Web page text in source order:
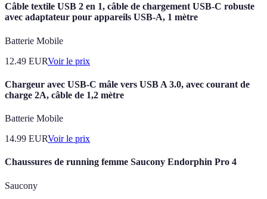
Câble textile USB 2 en 1, câble de chargement USB-C robuste
avec adaptateur pour appareils USB-A, 1 mètre
Batterie Mobile
12.49 EURVoir le prix
Chargeur avec USB-C mâle vers USB A 3.0, avec courant de
charge 2A, câble de 1,2 mètre
Batterie Mobile
14.99 EURVoir le prix
Chaussures de running femme Saucony Endorphin Pro 4
Saucony